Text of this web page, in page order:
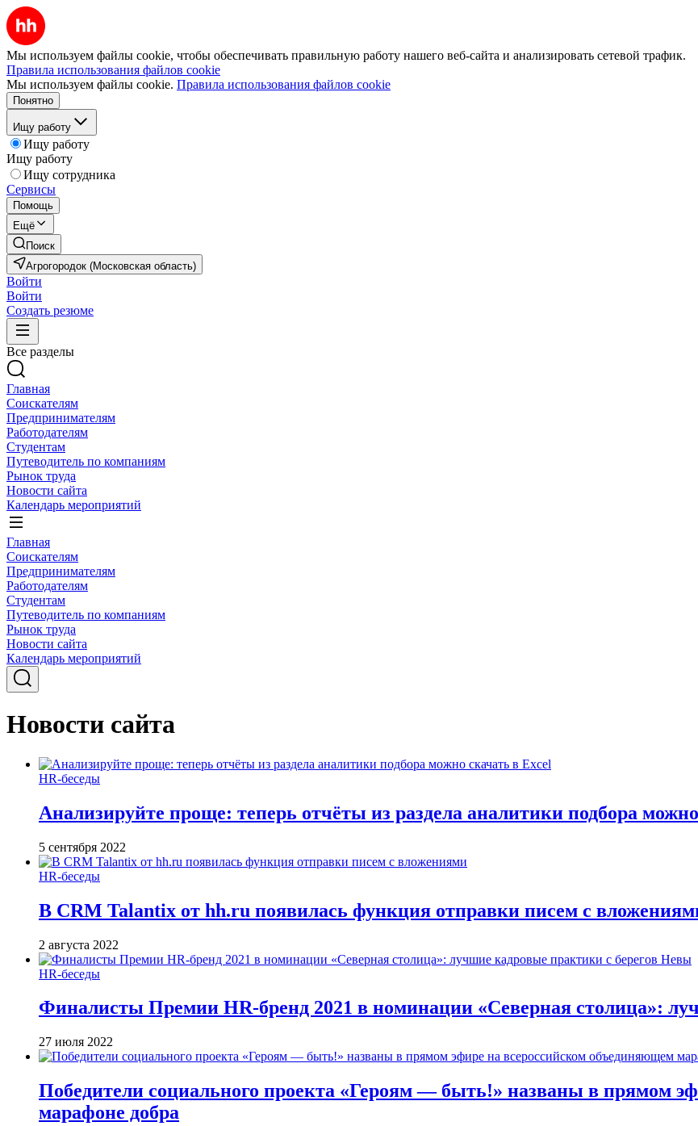
Мы используем файлы cookie, чтобы обеспечивать правильную работу нашего веб-сайта и анализировать сетевой трафик.
Правила использования файлов cookie
Мы используем файлы cookie. Правила использования файлов cookie
Понятно
Ищу работу
Ищу работу
Ищу работу
Ищу сотрудника
Сервисы
Помощь
Ещё
Поиск
Агрогородок (Московская область)
Войти
Войти
Создать резюме
Все разделы
Главная
Соискателям
Предпринимателям
Работодателям
Студентам
Путеводитель по компаниям
Рынок труда
Новости сайта
Календарь мероприятий
Главная
Соискателям
Предпринимателям
Работодателям
Студентам
Путеводитель по компаниям
Рынок труда
Новости сайта
Календарь мероприятий
Новости сайта
HR-беседы
Анализируйте проще: теперь отчёты из раздела аналитики подбора
5 сентября 2022
HR-беседы
В CRM Talantix от hh.ru появилась функция отправки писем с
2 августа 2022
HR-беседы
Финалисты Премии HR-бренд 2021 в номинации «Северная столица»:
27 июля 2022
Победители социального проекта «Героям — быть!» названы в прямом
марафоне добра